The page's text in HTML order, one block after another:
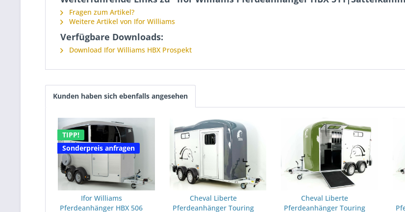
Fragen zum Artikel?
Weitere Artikel von Ifor Williams
Verfügbare Downloads:
Download Ifor Williams HBX Prospekt
Kunden haben sich ebenfalls angesehen
TIPP!
Sonderpreis anfragen
Ifor Williams
Pferdeanhänger HBX 506
Cheval Liberte
Pferdeanhänger Touring
Cheval Liberte
Pferdeanhänger Touring